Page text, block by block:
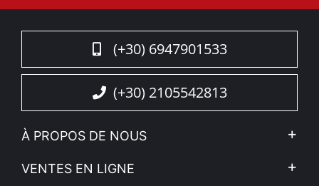
(+30) 6947901533
(+30) 2105542813
À PROPOS DE NOUS
L'entreprise
VENTES EN LIGNE